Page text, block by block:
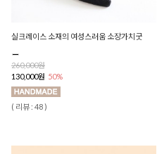
실크레이스 소재의 여성스러움 소장가치굿
260,000원
130,000원 50%
( 리뷰 : 48 )